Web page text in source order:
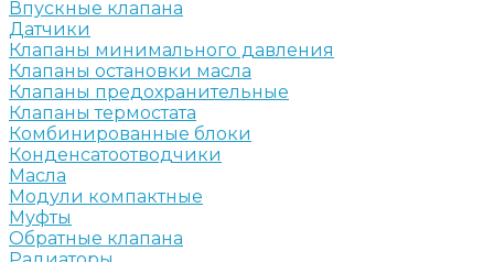
Впускные клапана
Датчики
Клапаны минимального давления
Клапаны остановки масла
Клапаны предохранительные
Клапаны термостата
Комбинированные блоки
Конденсатоотводчики
Масла
Модули компактные
Муфты
Обратные клапана